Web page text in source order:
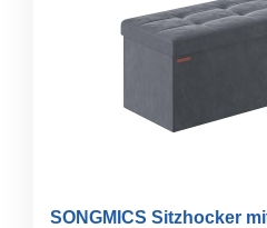
SONGMICS Sitzhocker